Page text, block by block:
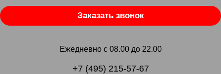
Заказать звонок
Ежедневно с 08.00 до 22.00
+7 (495) 215-57-67